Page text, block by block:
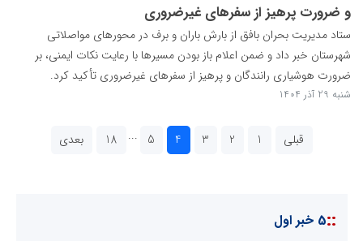
و ضرورت پرهیز از سفرهای غیرضروری
ستاد مدیریت بحران بافق از بارش باران و برف در محورهای مواصلاتی
شهرستان خبر داد و ضمن اعلام باز بودن مسیرها با رعایت نکات ایمنی، بر
ضرورت هوشیاری رانندگان و پرهیز از سفرهای غیرضروری تأکید کرد.
شنبه 29 آذر 1404
قبلی 1
2
3
4
5
...
18 بعدی
::5 خبر اول